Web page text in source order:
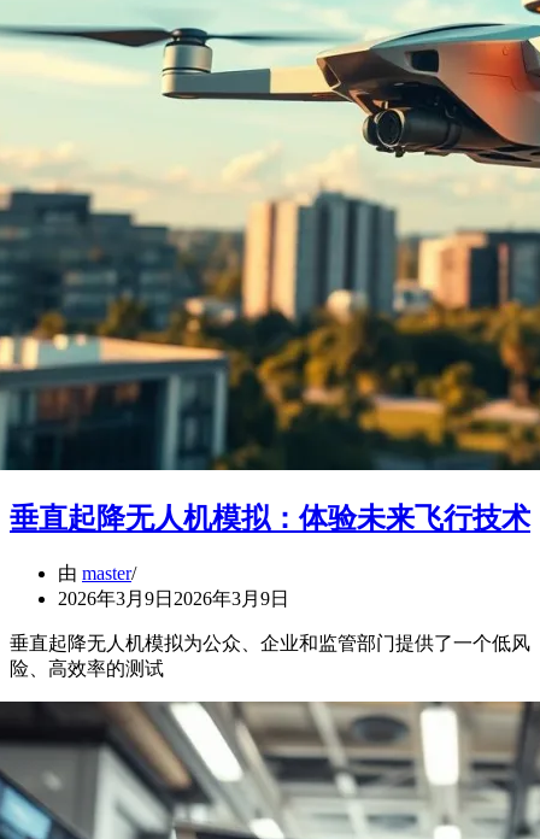
垂直起降无人机模拟：体验未来飞行技术
由 master
2026年3月9日 2026年3月9日
垂直起降无人机模拟为公众、企业和监管部门提供了一个低风
险、高效率的测试